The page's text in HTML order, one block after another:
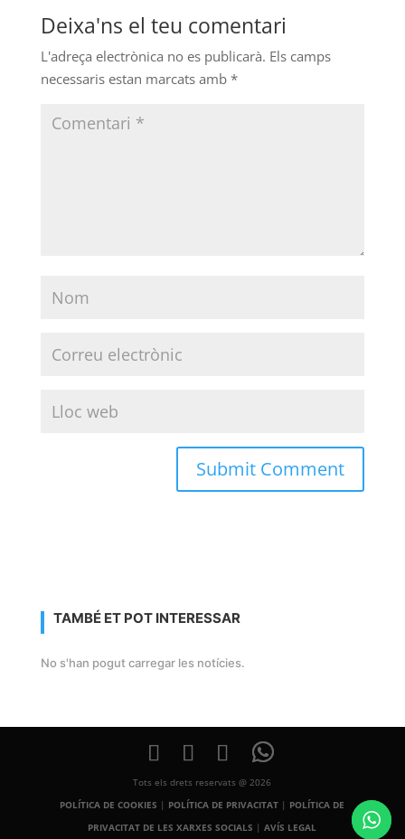
Deixa'ns el teu comentari
L'adreça electrònica no es publicarà. Els camps
necessaris estan marcats amb *
TAMBÉ ET POT INTERESSAR
No s'han pogut carregar les notícies.
Tots els drets reservats @ 2026
POLÍTICA DE COOKIES | POLÍTICA DE PRIVACITAT | POLÍTICA DE
PRIVACITAT DE LES XARXES SOCIALS |AVÍS LEGAL